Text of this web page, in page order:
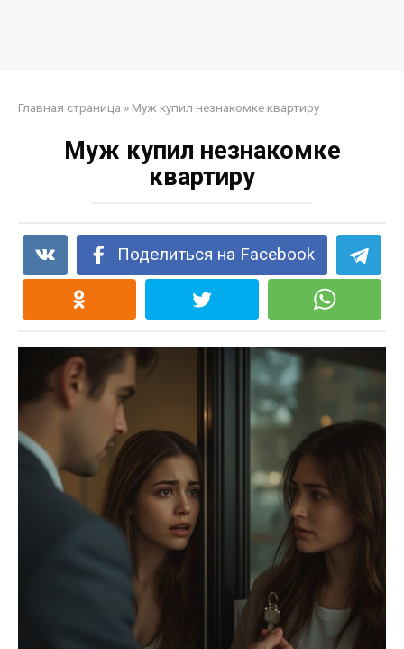
Главная страница » Муж купил незнакомке квартиру
Муж купил незнакомке
квартиру
Поделиться на Facebook